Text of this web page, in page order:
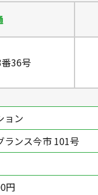
36号
ョン
ランス今市 101号
円